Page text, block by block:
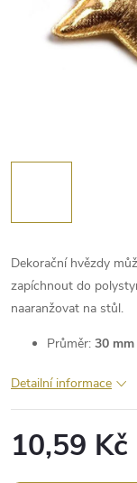
Dekorační hvězdy
zapíchnout do
naaranžovat na stůl.
Průměr: 30 mm
Detailní informace
10,59 Kč